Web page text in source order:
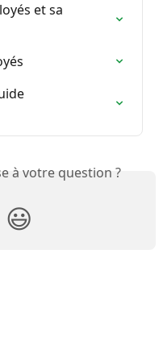
et sa
à votre question ?
😃